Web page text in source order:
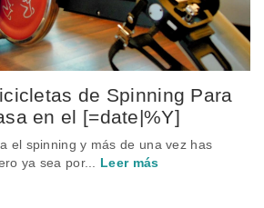
de Spinning Para
en el [=date|%Y]
el spinning y más de una vez has
ya sea por... Leer más